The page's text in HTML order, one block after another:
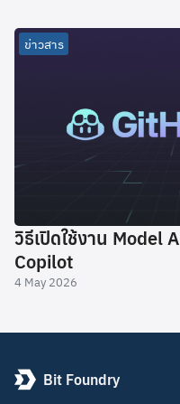
ข่าวสาร
วิธีเปิดใช้งาน Model
Copilot
4 May 2026
Bit Foundry